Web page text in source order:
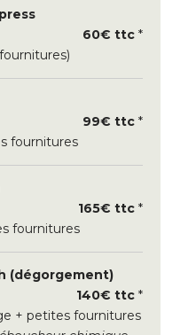
60€ ttc *
99€ ttc *
fournitures
165€ ttc *
fournitures
(dégorgement)
140€ ttc *
+ petites fournitures